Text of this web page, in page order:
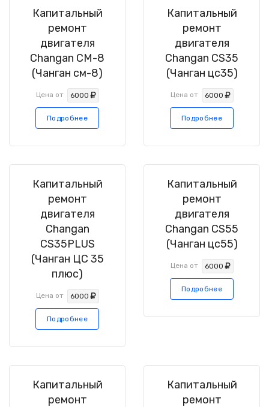
Капитальный
ремонт
двигателя
Changan CM-8
(Чанган см-8)
Цена от 6000
Подробнее
Капитальный
ремонт
двигателя
Changan CS35
(Чанган цс35)
Цена от 6000
Подробнее
Капитальный
ремонт
двигателя
Changan
CS35PLUS
(Чанган ЦС 35
плюс)
Цена от 6000
Подробнее
Капитальный
ремонт
двигателя
Changan CS55
(Чанган цс55)
Цена от 6000
Подробнее
Капитальный
ремонт
Капитальный
ремонт